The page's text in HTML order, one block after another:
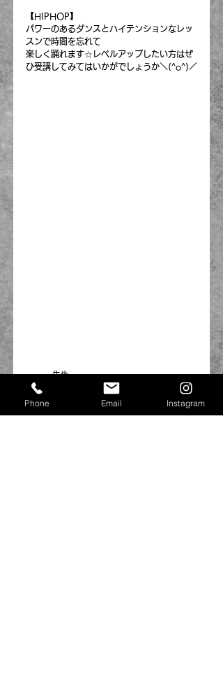
【HIPHOP】
パワーのあるダンスとハイテンションなレッ
スンで時間を忘れて
楽しく踊れます☆レベルアップしたい方はぜ
ひ受講してみてはいかがでしょうか＼(^o^)／
cosmo先生
【WAACK、HIPHOP　JAZZ】
キレのある動きと不思議な世界観に引き込ま
Phone Email Instagram